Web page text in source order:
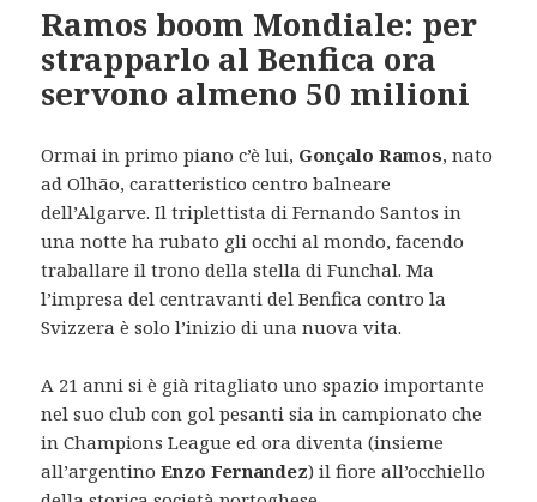
Ramos boom Mondiale: per
strapparlo al Benfica ora
servono almeno 50 milioni
Ormai in primo piano c’è lui, Gonçalo Ramos, nato
ad Olhão, caratteristico centro balneare
dell’Algarve. Il triplettista di Fernando Santos in
una notte ha rubato gli occhi al mondo, facendo
traballare il trono della stella di Funchal. Ma
l’impresa del centravanti del Benfica contro la
Svizzera è solo l’inizio di una nuova vita.
A 21 anni si è già ritagliato uno spazio importante
nel suo club con gol pesanti sia in campionato che
in Champions League ed ora diventa (insieme
all’argentinoEnzo Fernandez) il fiore all’occhiello